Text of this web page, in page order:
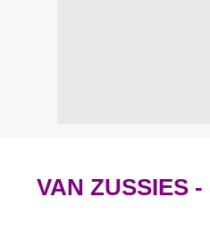
VAN ZUSSIES